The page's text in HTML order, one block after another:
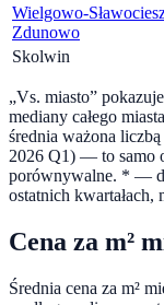
Wielgowo-
Zdunowo
Skolwin
„Vs. miasto”
mediany całego
średnia ważona
2026 Q1) — to samo
porównywalne. * —
ostatnich kwartałach,
Cena za m²
Średnia cena za m²